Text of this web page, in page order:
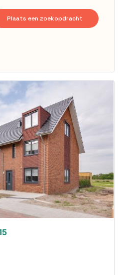
Plaats een zoekopdracht